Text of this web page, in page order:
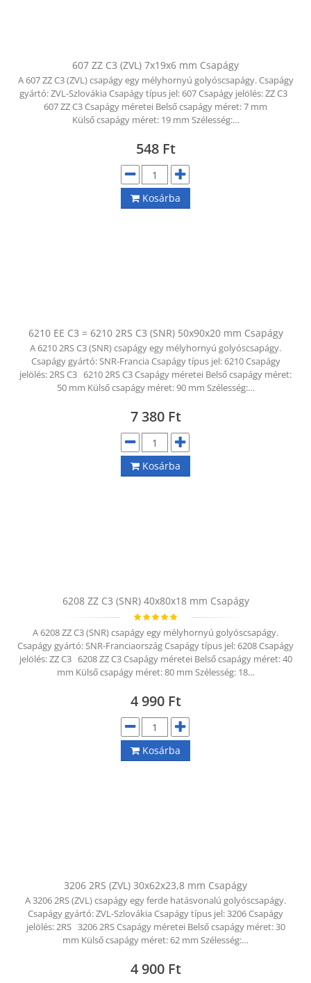
607 ZZ C3 (ZVL) 7x19x6 mm Csapágy
A 607 ZZ C3 (ZVL) csapágy egy mélyhornyú golyóscsapágy. Csapágy
gyártó: ZVL-Szlovákia Csapágy típus jel: 607 Csapágy jelölés: ZZ C3
607 ZZ C3 Csapágy méretei Belső csapágy méret: 7 mm
Külső csapágy méret: 19 mm Szélesség:…
548 Ft
Kosárba
6210 EE C3 = 6210 2RS C3 (SNR) 50x90x20 mm Csapágy
A 6210 2RS C3 (SNR) csapágy egy mélyhornyú golyóscsapágy.
Csapágy gyártó: SNR-Francia Csapágy típus jel: 6210 Csapágy
jelölés: 2RS C3 6210 2RS C3 Csapágy méretei Belső csapágy méret:
50 mm Külső csapágy méret: 90 mm Szélesség:…
7 380 Ft
Kosárba
6208 ZZ C3 (SNR) 40x80x18 mm Csapágy
A 6208 ZZ C3 (SNR) csapágy egy mélyhornyú golyóscsapágy.
Csapágy gyártó: SNR-Franciaország Csapágy típus jel: 6208 Csapágy
jelölés: ZZ C3 6208 ZZ C3 Csapágy méretei Belső csapágy méret: 40
mm Külső csapágy méret: 80 mm Szélesség: 18…
4 990 Ft
Kosárba
3206 2RS (ZVL) 30x62x23,8 mm Csapágy
A 3206 2RS (ZVL) csapágy egy ferde hatásvonalú golyóscsapágy.
Csapágy gyártó: ZVL-Szlovákia Csapágy típus jel: 3206 Csapágy
jelölés: 2RS 3206 2RS Csapágy méretei Belső csapágy méret: 30
mm Külső csapágy méret: 62 mm Szélesség:…
4 900 Ft